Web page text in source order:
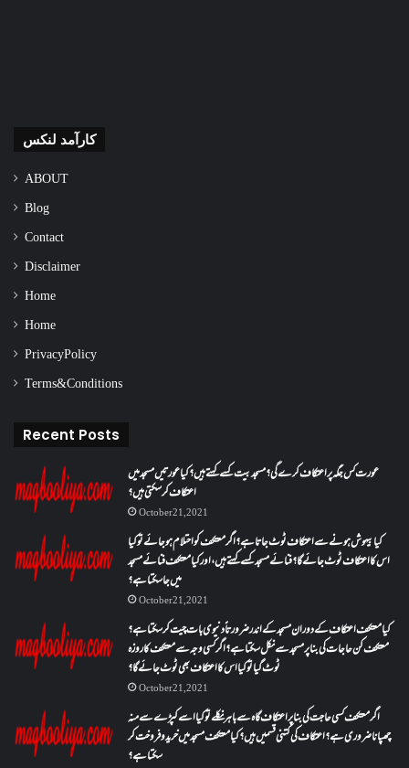
کارآمد لنکس
ABOUT
Blog
Contact
Disclaimer
Home
Home
Privacy Policy
Terms & Conditions
Recent Posts
عورت کس جگہ پر اعتکاف کرے گی؟مسجد بیت کسے کہتے ہیں؟کیا عورتیں مسجد میں
اعتکاف کر سکتی ہیں؟
October 21, 2021
کیا بیہوش ہونے سے اعتکاف ٹوٹ جاتا ہے؟ اگر معتکف کو احتلام ہو جائے تو کیا
اس کا اعتکاف ٹوٹ جائے گا؟فنائے مسجد کسے کہتے ہیں ، اور کیا معتکف فنائے مسجد
میں جا سکتا ہے؟
October 21, 2021
کیا معتکف اعتکاف کے دوران مسجد کے اندر ضرورتاً دنیوی بات چیت کر سکتا ہے؟
معتکف کن حاجات کی بنا پر مسجد سے نکل سکتا ہے؟ اگر کسی وجہ سے معتکف کا روزہ
ٹوٹ گیا تو کیا اس کا اعتکاف بھی ٹوٹ جائے گا؟
October 21, 2021
اگر معتکف کسی حاجت کی بنا پر اعتکاف گاہ سے باہر نکلے تو کیا اسے کپڑے سے منہ
چھپانا ضروری ہے؟اعتکاف کی کتنی قسمیں ہیں؟کیا معتکف مسجد میں خرید و فروخت کر
سکتا ہے؟